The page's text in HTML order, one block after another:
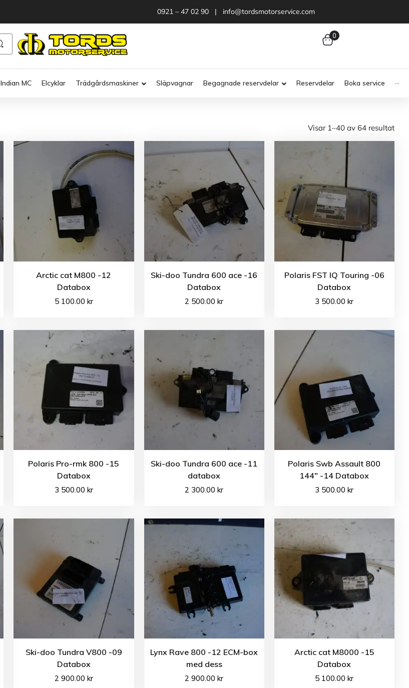
0921 – 47 02 90 | info@tordsmotorservice.com
0
Indian MC Elcyklar Trädgårdsmaskiner Släpvagnar Begagnade reservdelar Reservdelar Boka service ···
Visar 1–40 av 64 resultat
Arctic cat M800 -12
Databox
5 100.00 kr
Ski-doo Tundra 600 ace -16
Databox
2 500.00kr
Polaris FST IQ Touring -06
Databox
3 500.00kr
Polaris Pro-rmk 800 -15
Databox
3 500.00 kr
Ski-doo Tundra 600 ace -11
databox
2 300.00kr
Polaris Swb Assault 800
144″ -14 Databox
3 500.00kr
Ski-doo Tundra V800 -09
Databox
2 900.00 kr
Lynx Rave 800 -12 ECM-box
med dess
2 900.00kr
Arctic cat M8000 -15
Databox
5 100.00kr